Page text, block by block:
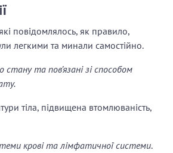
повідомлялось, як правило,
легкими та минали самостійно.
та пов’язані зі способом
тіла, підвищена втомлюваність,
крові та лімфатичної системи.